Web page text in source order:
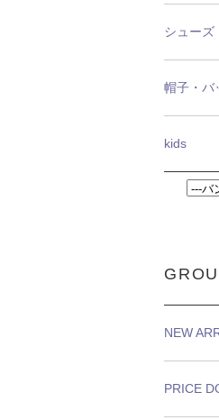
シューズ
帽子・バ
kids
NEW
PRICE